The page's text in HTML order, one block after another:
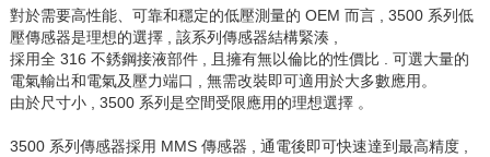
對於需要高性能、可靠和穩定的低壓測量的 OEM 而言 , 3500 系列低
壓傳感器是理想的選擇 , 該系列傳感器結構緊湊 ,
採用全 316 不銹鋼接液部件 , 且擁有無以倫比的性價比 . 可選大量的
電氣輸出和電氣及壓力端口 , 無需改裝即可適用於大多數應用。
由於尺寸小 , 3500 系列是空間受限應用的理想選擇 。
3500 系列傳感器採用 MMS 傳感器 , 通電後即可快速達到最高精度 ,